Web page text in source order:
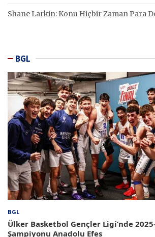
Shane Larkin: Konu Hiçbir Zaman Para
BGL
BGL
Ülker Basketbol Gençler Ligi’nde
Şampiyonu Anadolu Efes